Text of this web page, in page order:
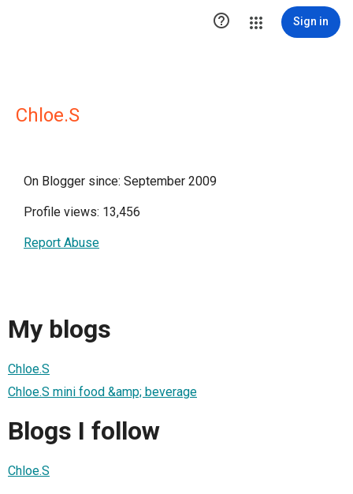
 Sign in
Chloe.S
On Blogger since: September 2009
Profile views: 13,456
Report Abuse
My blogs
Chloe.S
Chloe.S mini food &amp; beverage
Blogs I follow
Chloe.S